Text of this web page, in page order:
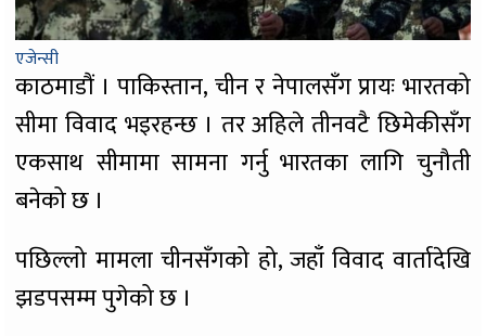
एजेन्सी
काठमाडौं । पाकिस्तान, चीन र नेपालसँग प्रायः भारतको
सीमा विवाद भइरहन्छ । तर अहिले तीनवटै छिमेकीसँग
एकसाथ सीमामा सामना गर्नु भारतका लागि चुनौती
बनेको छ ।
पछिल्लो मामला चीनसँगको हो, जहाँ विवाद वार्तादेखि
झडपसम्म पुगेको छ ।